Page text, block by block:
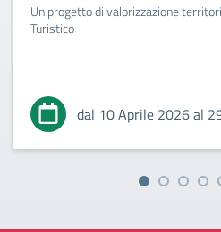
Un progetto di valorizzazione
Turistico
dal 10 Aprile 2026 al